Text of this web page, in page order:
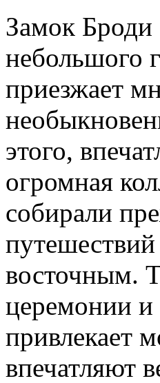
Замок Броди
небольшого
приезжает
этого,
огромная
собирали
восточным.
церемонии и
привлекает
впечатляют